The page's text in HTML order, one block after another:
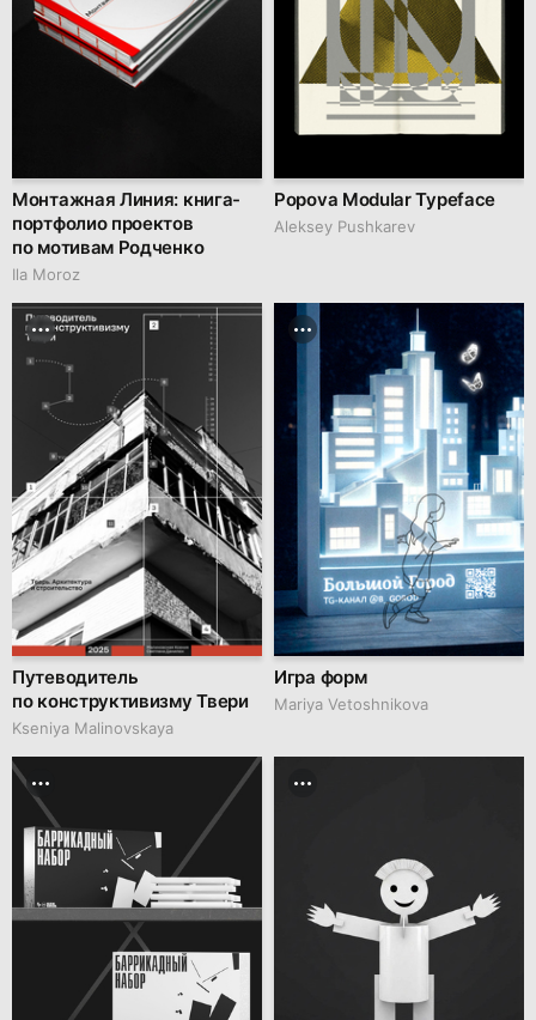
Монтажная Линия: книга-
портфолио проектов
по мотивам Родченко
Ila Moroz
Popova Modular Typeface
Aleksey Pushkarev
Путеводитель
по конструктивизму Твери
Kseniya Malinovskaya
Игра форм
Mariya Vetoshnikova